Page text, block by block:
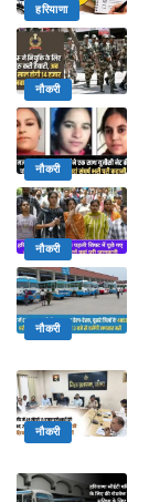
हरियाणा
नौकरी
नौकरी
नौकरी
नौकरी
नौकरी